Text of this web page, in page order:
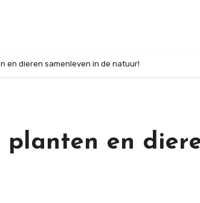
en dieren samenleven in de natuur!
planten en